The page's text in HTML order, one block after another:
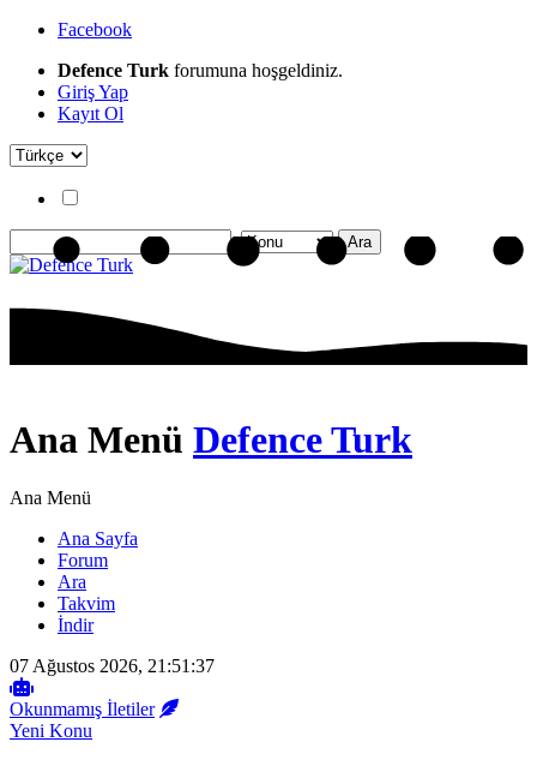
Facebook
Defence Turk forumuna hoşgeldiniz.
Giriş Yap
Kayıt Ol
Ana Menü Defence Turk
Ana Menü
Ana Sayfa
Forum
Ara
Takvim
İndir
07 Ağustos 2026, 21:51:37
Okunmamış İletiler
Yeni Konu